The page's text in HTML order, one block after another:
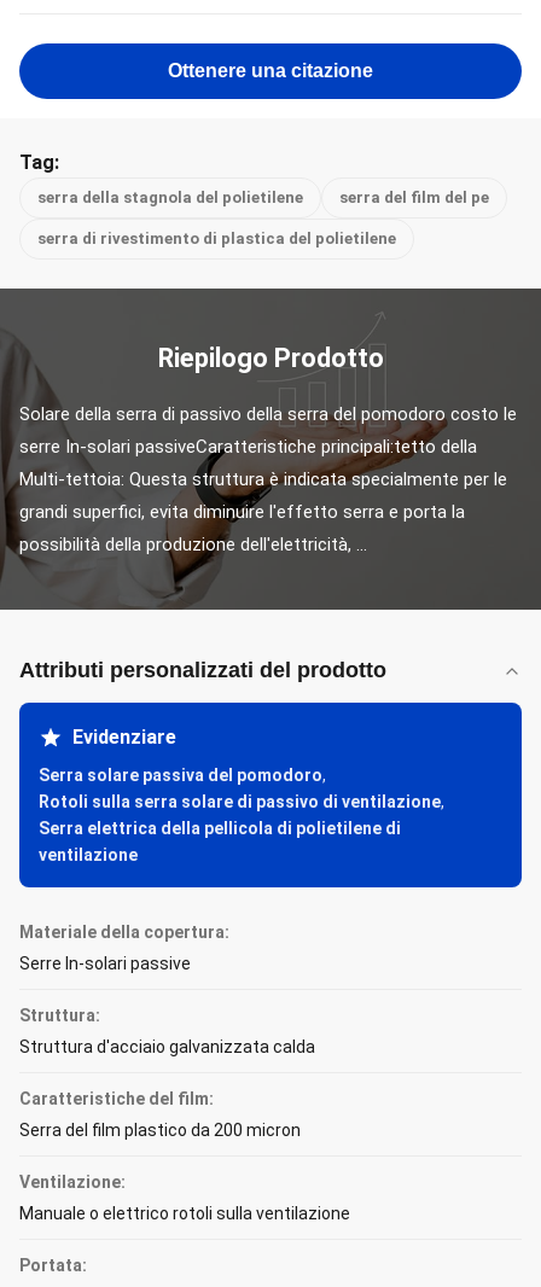
Ottenere una citazione
Tag:
serra della stagnola del polietilene serra del film del pe
serra di rivestimento di plastica del polietilene
Riepilogo Prodotto
Solare della serra di passivo della serra del pomodoro costo le
serre In-solari passiveCaratteristiche principali:tetto della
Multi-tettoia: Questa struttura è indicata specialmente per le
grandi superfici, evita diminuire l'effetto serra e porta la
possibilità della produzione dell'elettricità, ...
Attributi personalizzati del prodotto
Evidenziare
Serra solare passiva del pomodoro,
Rotoli sulla serra solare di passivo di ventilazione,
Serra elettrica della pellicola di polietilene di
ventilazione
Materiale della copertura:
Serre In-solari passive
Struttura:
Struttura d'acciaio galvanizzata calda
Caratteristiche del film:
Serra del film plastico da 200 micron
Ventilazione:
Manuale o elettrico rotoli sulla ventilazione
Portata: